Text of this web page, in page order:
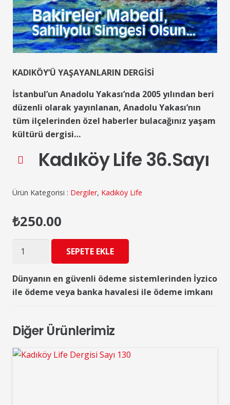
KADIKÖY’Ü YAŞAYANLARIN DERGİSİ
İstanbul’un Anadolu Yakası’nda 2005 yılından beri
düzenli olarak yayınlanan, Anadolu Yakası’nın
tüm ilçelerinden özel haberler bulacağınız yaşam
kültürü dergisi…
Kadıköy Life 36.Sayı
Ürün Kategorisi : Dergiler, Kadıköy Life
₺250.00
adet
SEPETE EKLE
Dünyanın en güvenli ödeme sistemlerinden İyzico
ile ödeme veya banka havalesi ile ödeme imkanı
Diğer Ürünlerimiz